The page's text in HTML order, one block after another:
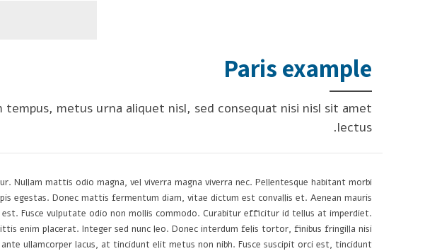
Paris example
metus urna aliquet nisl, sed consequat nisi nisl sit amet
lectus.
Nullam mattis odio magna, vel viverra magna viverra nec. Pellentesque habitant morbi
egestas. Donec mattis fermentum diam, vitae dictum est convallis et. Aenean mauris
Fusce vulputate odio non mollis commodo. Curabitur efficitur id tellus at imperdiet.
enim placerat. Integer sed nunc leo. Donec interdum felis tortor, finibus fringilla nisi
ullamcorper lacus, at tincidunt elit metus non nibh. Fusce suscipit orci est, tincidunt